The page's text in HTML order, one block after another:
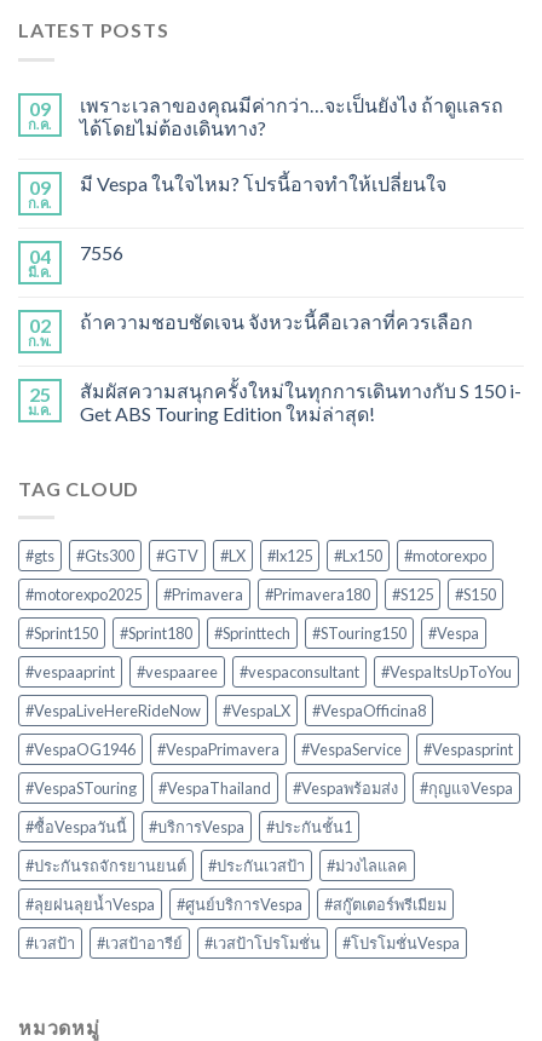
LATEST POSTS
09
ก.ค.
เพราะเวลาของคุณมีค่ากว่า…จะเป็นยังไง ถ้าดูแลรถ
ได้โดยไม่ต้องเดินทาง?
09
ก.ค.
มี Vespa ในใจไหม? โปรนี้อาจทำให้เปลี่ยนใจ
04
มี.ค.
7556
02
ก.พ.
ถ้าความชอบชัดเจน จังหวะนี้คือเวลาที่ควรเลือก
25
ม.ค.
สัมผัสความสนุกครั้งใหม่ในทุกการเดินทางกับ S 150 i-
Get ABS Touring Edition ใหม่ล่าสุด!
TAG CLOUD
#gts #Gts300 #GTV #LX #lx125 #Lx150
#motorexpo
#motorexpo2025
#Primavera #Primavera180 #S125
#S150
#Sprint150
#Sprint180 #Sprinttech #STouring150
#Vespa
#vespaaprint
#vespaaree #vespaconsultant
#VespaItsUpToYou
#VespaLiveHereRideNow
#VespaLX
#VespaOfficina8
#VespaOG1946
#VespaPrimavera #VespaService
#Vespasprint
#VespaSTouring
#VespaThailand #Vespaพร้อมส่ง
#กุญแจVespa
#ซื้อVespaวันนี้
#บริการVespa
#ประกันชั้น1
#ประกันรถจักรยานยนต์
#ประกันเวสป้า
#ม่วงไลแลค
#ลุยฝนลุยน้ำVespa
#ศูนย์บริการVespa
#สกู๊ตเตอร์พรีเมียม
#เวสป้า
#เวสป้าอารีย์ #เวสป้าโปรโมชั่น #โปรโมชั่นVespa
หมวดหมู่